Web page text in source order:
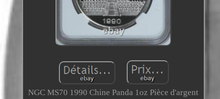
NGC MS70 1990 Chine Panda 1oz Pièce d'argent